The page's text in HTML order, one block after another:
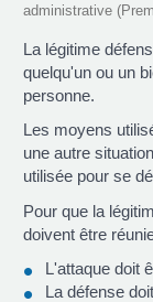
administrative
La légitime
quelqu'un ou un
personne.
Les moyens
une autre
utilisée pour se
Pour que la
doivent être
L'attaque doit
La défense